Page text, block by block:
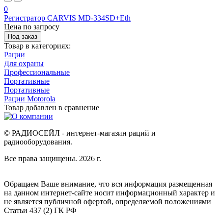
0
Регистратор CARVIS MD-334SD+Eth
Цена по запросу
Под заказ
Товар в категориях:
Рации
Для охраны
Профессиональные
Портативные
Портативные
Рации Motorola
Товар добавлен в сравнение
© РАДИОСЕЙЛ - интернет-магазин раций и
радиооборудования.
Все права защищены. 2026 г.
Обращаем Ваше внимание, что вся информация размещенная
на данном интернет-сайте носит информационный характер и
не является публичной офертой, определяемой положениями
Статьи 437 (2) ГК РФ